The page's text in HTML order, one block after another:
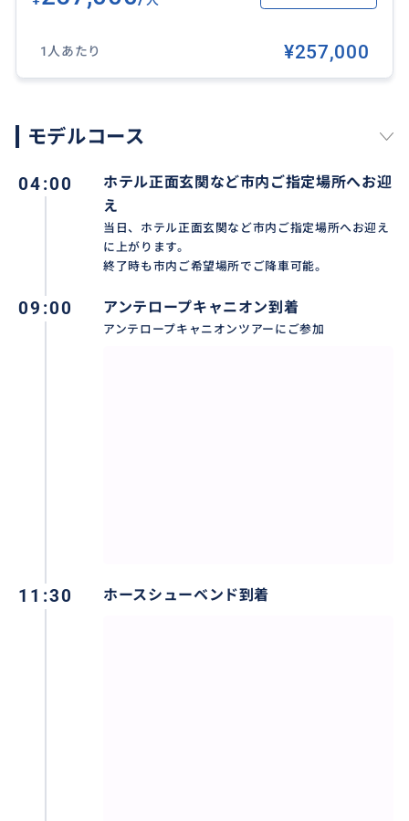
４名様参加…２室
場合は既存のベッドに３名様でのご滞在となります。
部屋をご希望の場合は差額にて手配可能。
宿泊費以外の費用（電話代、インターネット接続代、
お食事代、リゾートフィー）はチェックアウトの際に
ご自身でご精算ください。
運転手はご客様と同ホテルに滞在予定でございます
が、部屋の確保が困難な場合は最寄りのホテルに滞在
運転手の食事は自身で支払い済ませますので、ご心配
なさらずお客様だけでごゆっくりお楽しみ下さい。
1人あたり ¥257,000
モデルコース
04:00
ホテル正面玄関など市内ご指定場所へお迎
え
当日、ホテル正面玄関など市内ご指定場所へお迎え
に上がります。
終了時も市内ご希望場所でご降車可能。
09:00 アンテロープキャニオン到着
アンテロープキャニオンツアーにご参加
11:30 ホースシューベンド到着